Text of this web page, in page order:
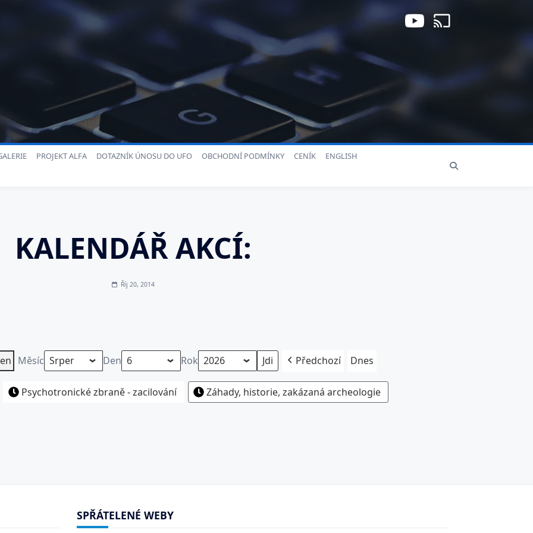
PROJEKT ALFA DOTAZNÍK ÚNOSU DO UFO OBCHODNÍ PODMÍNKY CENÍK
ENGLISH
KALENDÁŘ AKCÍ:
Říj 20, 2014
Měsíc Den Rok Předchozí Dnes
Psychotronické zbraně - zacilování Záhady, historie, zakázaná archeologie
SPŘÁTELENÉ WEBY